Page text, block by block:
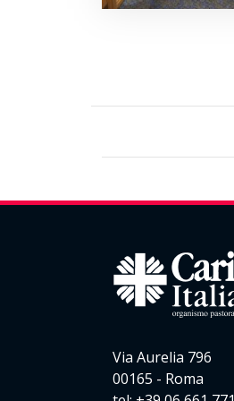
Via Aurelia 796
00165 - Roma